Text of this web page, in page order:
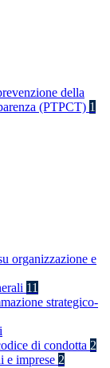
della
(PTPCT) 1
organizzazione e
11
strategico-
di condotta 2
e imprese 2